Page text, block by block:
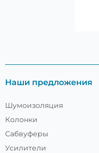
Наши предложения
Шумоизоляция
Колонки
Сабвуферы
Усилители